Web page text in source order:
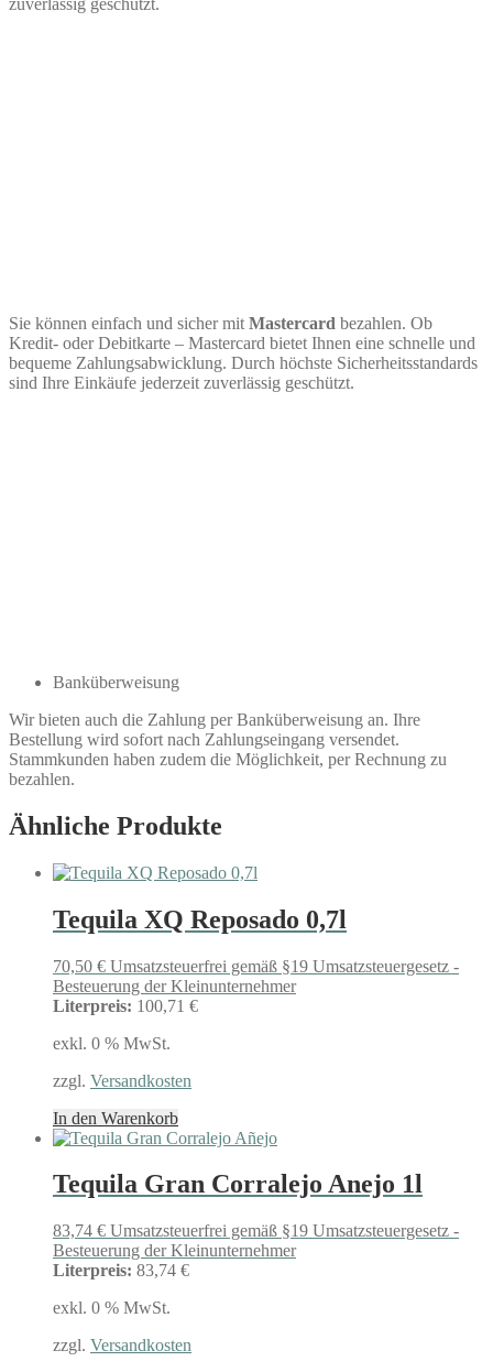
zuverlässig geschützt.
Sie können einfach und sicher mit Mastercard bezahlen. Ob
Kredit- oder Debitkarte – Mastercard bietet Ihnen eine schnelle und
bequeme Zahlungsabwicklung. Durch höchste Sicherheitsstandards
sind Ihre Einkäufe jederzeit zuverlässig geschützt.
Banküberweisung
Wir bieten auch die Zahlung per Banküberweisung an. Ihre
Bestellung wird sofort nach Zahlungseingang versendet.
Stammkunden haben zudem die Möglichkeit, per Rechnung zu
bezahlen.
Ähnliche Produkte
Tequila XQ Reposado 0,7l
70,50 € Umsatzsteuerfrei gemäß §19 Umsatzsteuergesetz -
Besteuerung der Kleinunternehmer
Literpreis: 100,71 €
exkl. 0 % MwSt.
zzgl. Versandkosten
In den Warenkorb
Tequila Gran Corralejo Anejo 1l
83,74 € Umsatzsteuerfrei gemäß §19 Umsatzsteuergesetz -
Besteuerung der Kleinunternehmer
Literpreis: 83,74 €
exkl. 0 % MwSt.
zzgl. Versandkosten